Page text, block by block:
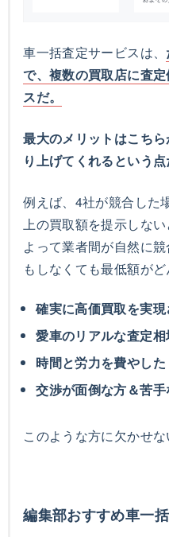
車一括査定サービスは、
で、複数の買取店に査
スだ。
最大のメリットはこち
り上げてくれるという点
例えば、4社が競合した
上の買取額を提示しない
よって業者間が自然に
もしなくても最低額がど
確実に高価買取を実
愛車のリアルな査定
時間と労力を費やし
交渉が面倒な方＆苦手
このような方に欠かせな
編集部おすすめ車一